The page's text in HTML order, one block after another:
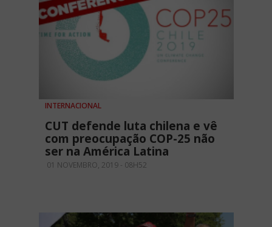
INTERNACIONAL
CUT defende luta chilena e vê
com preocupação COP-25 não
ser na América Latina
01 NOVEMBRO, 2019 - 08H52